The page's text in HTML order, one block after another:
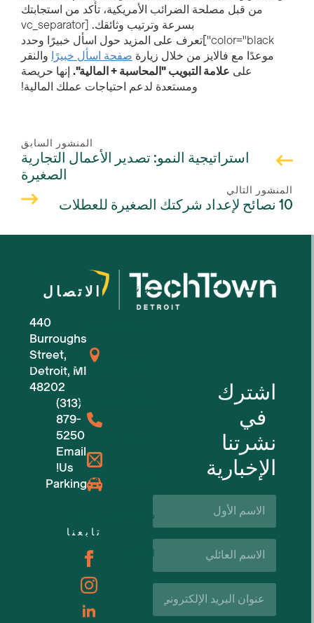
من قبل مصلحة الضرائب الأمريكية، تأكد من استجابتك
بسرعة وترتيب وثائقك. [vc_separator
color="black" ]تعرف على المزيد حول اسأل خبيرًا وحدد
موعدًا مع فالايز من خلال زيارةصفحة اسأل خبيرًاوالنقر
علىعلامة التبويب "المحاسبة + المالية".إنها حريصة
ومستعدة لدعم احتياجات عملك المالية!
المنشور السابق
استراتيجية النمو: تصدير الأعمال التجارية
الصغيرة
المنشور التالي
10 نصائح لإعداد شركتك الصغيرة للعطلات
اشترك
في
نشرتنا
الإخبارية
الاسم
الأول*
اسم
العائلة*
البريد
الإلكتروني*
من نحن
للشركات الناشئة في مجال التكنولوجيا
الفعاليات القادمة
دعم الأعمال والموارد
الوظائف
الاتصال
440
Burroughs
Street,
Detroit, MI
48202
(313)
879-
5250
Email
Us!
Parking
تابعنا